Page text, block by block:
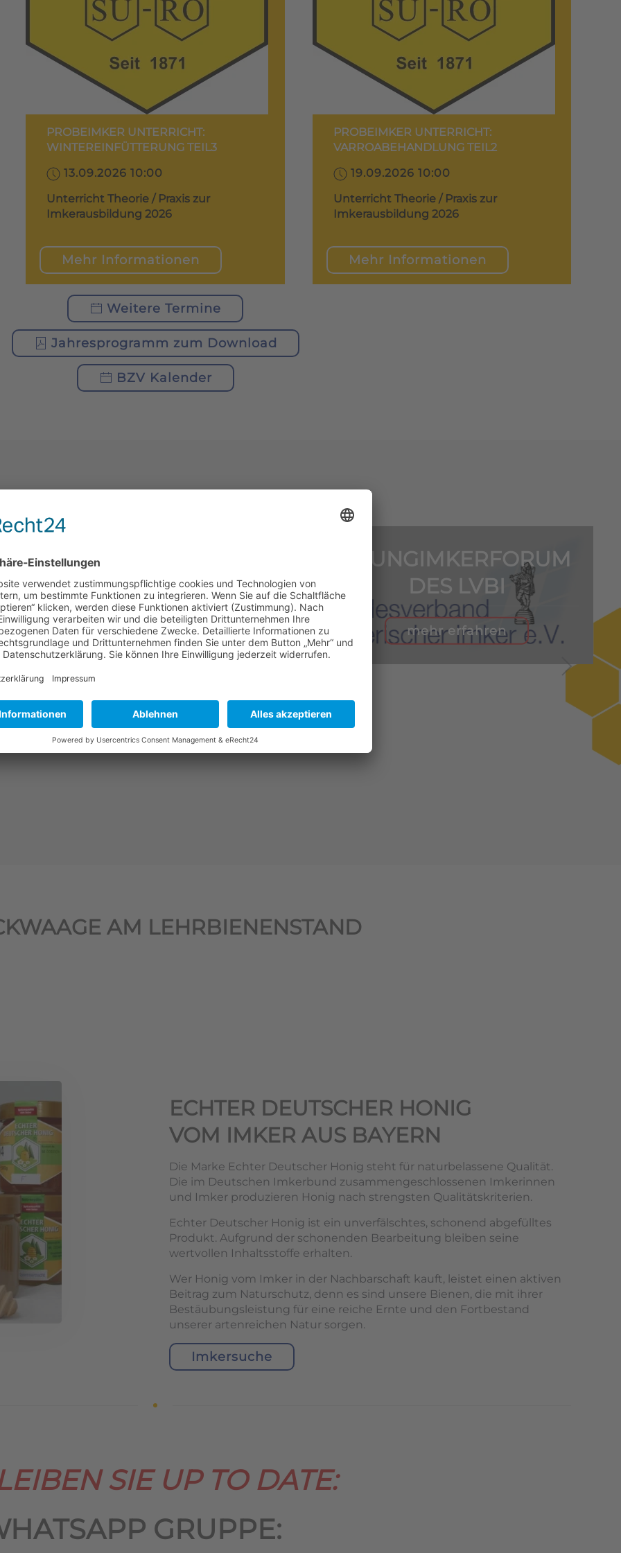
PROBEIMKER UNTERRICHT:
WINTEREINFÜTTERUNG TEIL3
13.09.2026 10:00
Unterricht Theorie / Praxis zur
Imkerausbildung 2026
Mehr Informationen
PROBEIMKER UNTERRICHT:
VARROABEHANDLUNG TEIL2
19.09.2026 10:00
Unterricht Theorie / Praxis zur
Imkerausbildung 2026
Mehr Informationen
Weitere Termine
Jahresprogramm zum Download
BZV Kalender
1. PROBEIMKERTAG
2026
mehr erfahren
1. JUNGIMKERFORUM
DES LVBI
mehr erfahren
AM LEHRBIENENSTAND
ECHTER DEUTSCHER HONIG
VOM IMKER AUS BAYERN
Die Marke Echter Deutscher Honig steht für naturbelassene Qualität.
Die im Deutschen Imkerbund zusammengeschlossenen Imkerinnen
und Imker produzieren Honig nach strengsten Qualitätskriterien.
Echter Deutscher Honig ist ein unverfälschtes, schonend abgefülltes
Produkt. Aufgrund der schonenden Bearbeitung bleiben seine
wertvollen Inhaltsstoffe erhalten.
Wer Honig vom Imker in der Nachbarschaft kauft, leistet einen aktiven
Beitrag zum Naturschutz, denn es sind unsere Bienen, die mit ihrer
Bestäubungsleistung für eine reiche Ernte und den Fortbestand
unserer artenreichen Natur sorgen.
Imkersuche
SIE UP TO DATE:
GRUPPE: